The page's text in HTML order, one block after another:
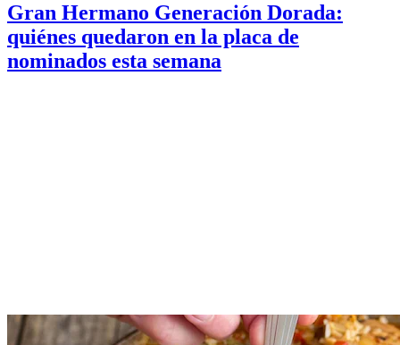
Gran Hermano Generación Dorada:
quiénes quedaron en la placa de
nominados esta semana